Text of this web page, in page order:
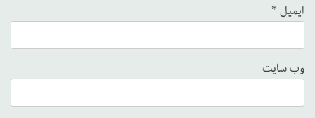
ایمیل*
وب‌ سایت